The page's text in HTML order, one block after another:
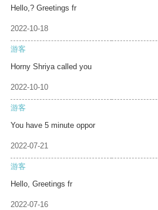
Hello,? Greetings fr
2022-10-18
游客
Horny Shriya called you
2022-10-10
游客
You have 5 minute oppor
2022-07-21
游客
Hello, Greetings fr
2022-07-16